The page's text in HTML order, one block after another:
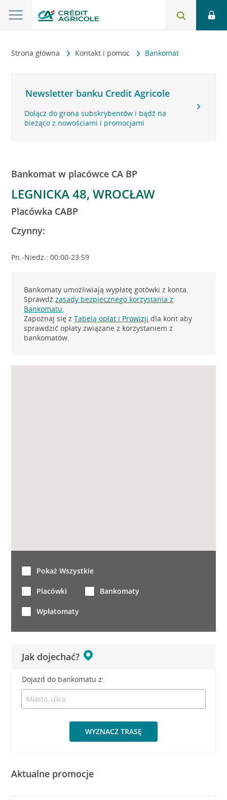
Strona główna Kontakt i pomoc Bankomat
Newsletter banku Credit Agricole
Dołącz do grona subskrybentów i bądź na
bieżąco z nowościami i promocjami
Bankomat w placówce CA BP
LEGNICKA 48, WROCŁAW
Placówka CABP
Czynny:
Pn.-Niedz.: 00:00-23:59
Bankomaty umożliwiają wypłatę gotówki z konta.
Sprawdźzasady bezpiecznego korzystania z
Bankomatu.
Zapoznaj się zTabelą opłat i Prowizji dla kont aby
sprawdzić opłaty związane z korzystaniem z
bankomatów.
Jak dojechać?
Dojazd do bankomatu z:
WYZNACZ TRASĘ
Pokaż Wszystkie
Placówki Bankomaty
Wpłatomaty
Aktualne promocje